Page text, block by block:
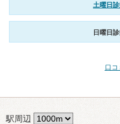
土曜日
日曜日
口コ
駅周辺